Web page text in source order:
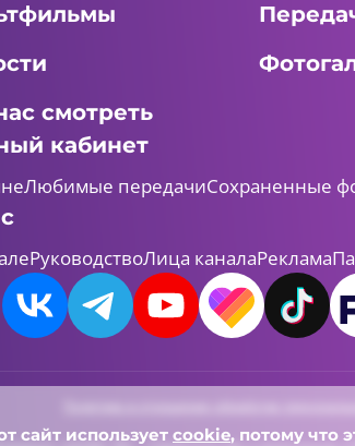
смотреть
кабинет
Любимые передачиСохраненные
РуководствоЛица каналаРеклама
сайт использует cookie, потому что